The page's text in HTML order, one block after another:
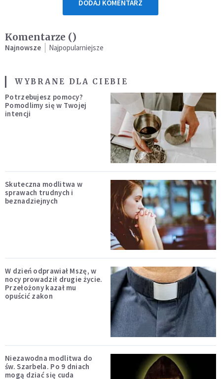
DODAJ KOMENTARZ
Komentarze ()
Najnowsze Najpopularniejsze
WYBRANE DLA CIEBIE
Potrzebujesz pomocy?
Pomodlimy się w Twojej
intencji
Skuteczna modlitwa w
sprawach trudnych i
beznadziejnych
W dzień odprawiał Mszę, w
nocy prowadził drugie życie.
Przełożony kazał mu
opuścić zakon
Niezawodna modlitwa do
św. Szarbela. Po 9 dniach
mogą dziać się cuda